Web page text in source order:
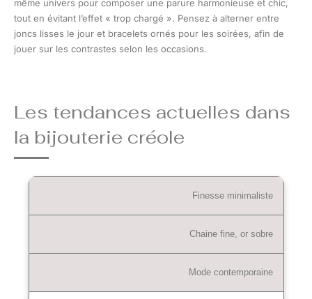
même univers pour composer une parure harmonieuse et chic,
tout en évitant l’effet « trop chargé ». Pensez à alterner entre
joncs lisses le jour et bracelets ornés pour les soirées, afin de
jouer sur les contrastes selon les occasions.
Les tendances actuelles dans
la bijouterie créole
Finesse minimaliste
Chaine fine, or sobre
Mode contemporaine